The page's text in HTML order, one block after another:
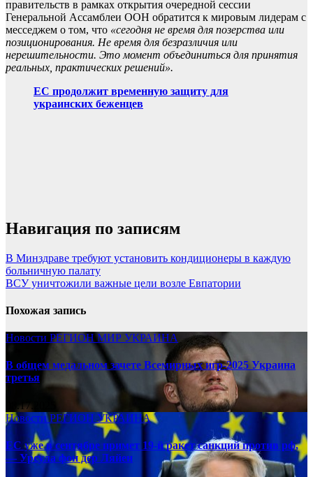
правительств в рамках открытия очередной сессии
Генеральной Ассамблеи ООН обратится к мировым лидерам с
месседжем о том, что «сегодня не время для позерства или
позиционирования. Не время для безразличия или
нерешительности. Это момент объединиться для принятия
реальных, практических решений».
ЕС продолжит временную защиту для
украинских беженцев
Навигация по записям
В Минздраве требуют установить кондиционеры в каждую
больничную палату
ВСУ уничтожили важные цели возле Евпатории
Похожая запись
Новости РЕГИОНМИР УКРАИНА
В общем медальном зачете Всемирных игр-2025 Украина
третья
08.17.2025
НовостиРЕГИОНУКРАИНА
ЕС уже в сентябре примет 19-й ракет санкций против рф,
— Урсула фон дер Ляйен